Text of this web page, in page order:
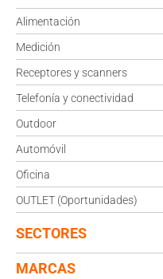
Alimentación
Medición
Receptores y scanners
Telefonía y conectividad
Outdoor
Automóvil
Oficina
OUTLET (Oportunidades)
SECTORES
MARCAS